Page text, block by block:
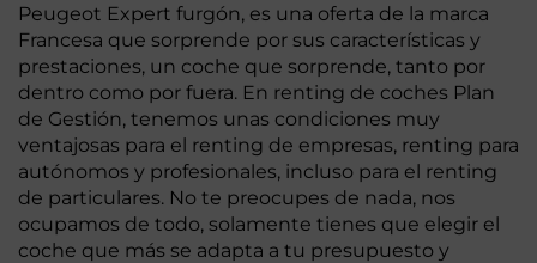
Peugeot Expert furgón, es una oferta de la marca
Francesa que sorprende por sus características y
prestaciones, un coche que sorprende, tanto por
dentro como por fuera. En renting de coches Plan
de Gestión, tenemos unas condiciones muy
ventajosas para el renting de empresas, renting para
autónomos y profesionales, incluso para el renting
de particulares. No te preocupes de nada, nos
ocupamos de todo, solamente tienes que elegir el
coche que más se adapta a tu presupuesto y